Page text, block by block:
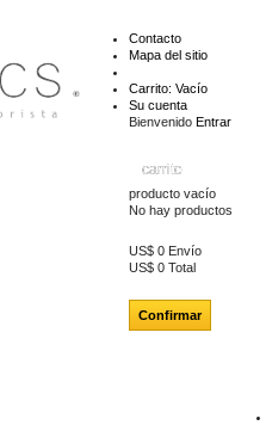
Contacto
Mapa del sitio
Carrito: Vacío
Su cuenta
Bienvenido Entrar
carrito
producto vacío
No hay productos
US$ 0 Envío
US$ 0 Total
Confirmar